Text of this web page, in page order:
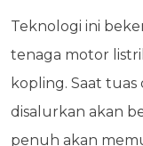
Teknologi ini
tenaga motor
kopling. Saat tuas
disalurkan akan
penuh akan